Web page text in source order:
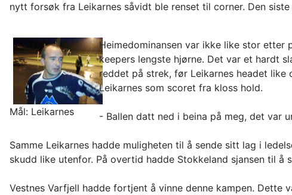
nytt forsøk fra Leikarnes såvidt ble renset til corner. Den
Mål: Leikarnes
Heimedominansen var ikke like stor etter
keepers lengste hjørne. Det var et hardt
reddet på strek, før Leikarnes headet
Leikarnes som scoret fra kloss hold.
- Ballen datt ned i beina på meg, det var
Samme Leikarnes hadde muligheten til å sende sitt lag i
skudd like utenfor. På overtid hadde Stokkeland sjansen til å
Vestnes Varfjell hadde fortjent å vinne denne kampen.